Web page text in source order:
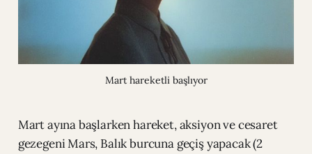
Mart hareketli başlıyor
Mart ayına başlarken hareket, aksiyon ve cesaret
gezegeni Mars, Balık burcuna geçiş yapacak (2